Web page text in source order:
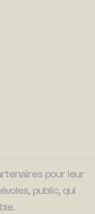
pour leur
public, qui